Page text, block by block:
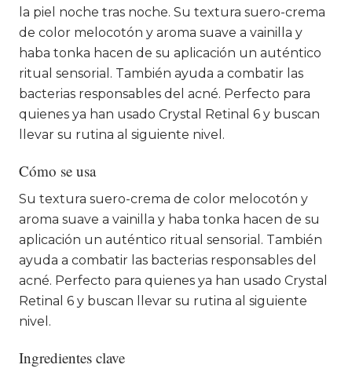
la piel noche tras noche. Su textura suero-crema
de color melocotón y aroma suave a vainilla y
haba tonka hacen de su aplicación un auténtico
ritual sensorial. También ayuda a combatir las
bacterias responsables del acné. Perfecto para
quienes ya han usado Crystal Retinal 6 y buscan
llevar su rutina al siguiente nivel.
Cómo se usa
Su textura suero-crema de color melocotón y
aroma suave a vainilla y haba tonka hacen de su
aplicación un auténtico ritual sensorial. También
ayuda a combatir las bacterias responsables del
acné. Perfecto para quienes ya han usado Crystal
Retinal 6 y buscan llevar su rutina al siguiente
nivel.
Ingredientes clave